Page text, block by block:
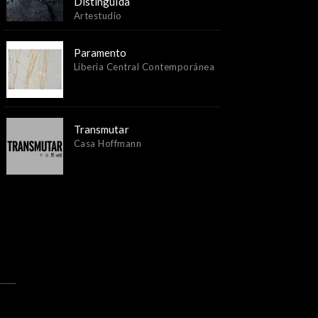
Artestudio
Paramento
Liberia Central Contemporánea
Transmutar
Casa Hoffmann